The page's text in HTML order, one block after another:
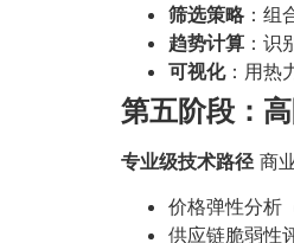
筛选策略：组
趋势计算 ：识
可视化：用热
第五阶段：
专业级技术路径 商
价格弹性分析
供应链脆弱性